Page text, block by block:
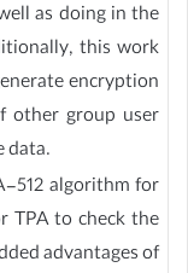
as doing in the
this work
encryption
other group user
data.
512 algorithm for
TPA to check the
advantages of